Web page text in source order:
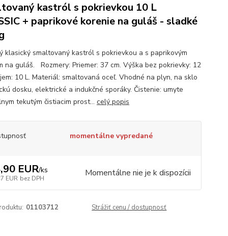
kastról s pokrievkou 10 L
+ paprikové korenie na guláš - sladké
klasický smaltovaný kastról s pokrievkou a s paprikovým
na guláš. Rozmery: Priemer: 37 cm. Výška bez pokrievky: 12
10 L. Materiál: smaltovaná oceľ. Vhodné na plyn, na sklo
dosku, elektrické a indukčné sporáky. Čistenie: umyte
tekutým čistiacim prost... celý popis
momentálne vypredané
EUR/ks
EUR bez DPH Momentálne nie je k dispozícii
01103712 Strážiť cenu / dostupnosť